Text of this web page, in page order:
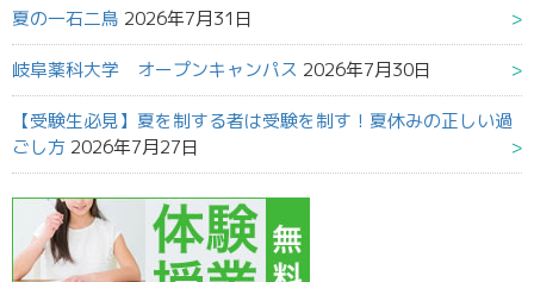
夏の一石二鳥 2026年7月31日
岐阜薬科大学 オープンキャンパス 2026年7月30日
【受験生必見】夏を制する者は受験を制す！夏休みの正しい過
ごし方 2026年7月27日